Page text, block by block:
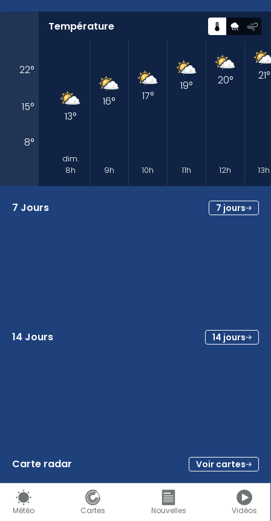
Météo Cartes Nouvelles Vidéos
22°
15°
8°
Température
13°
dim.
8h
16°
9h
17°
10h
19°
11h
20°
12h
21°
13h
7 Jours 7 jours
14 Jours 14 jours
Carte radar Voir cartes